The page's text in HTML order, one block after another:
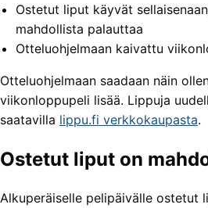
Ostetut liput käyvät
mahdollista palauttaa
Otteluohjelmaan kaivattu
Otteluohjelmaan saadaan näin
viikonloppupeli lisää. Lippuja
saatavilla lippu.fi verkkokaupasta.
Ostetut liput on
Alkuperäiselle pelipäivälle ostetut